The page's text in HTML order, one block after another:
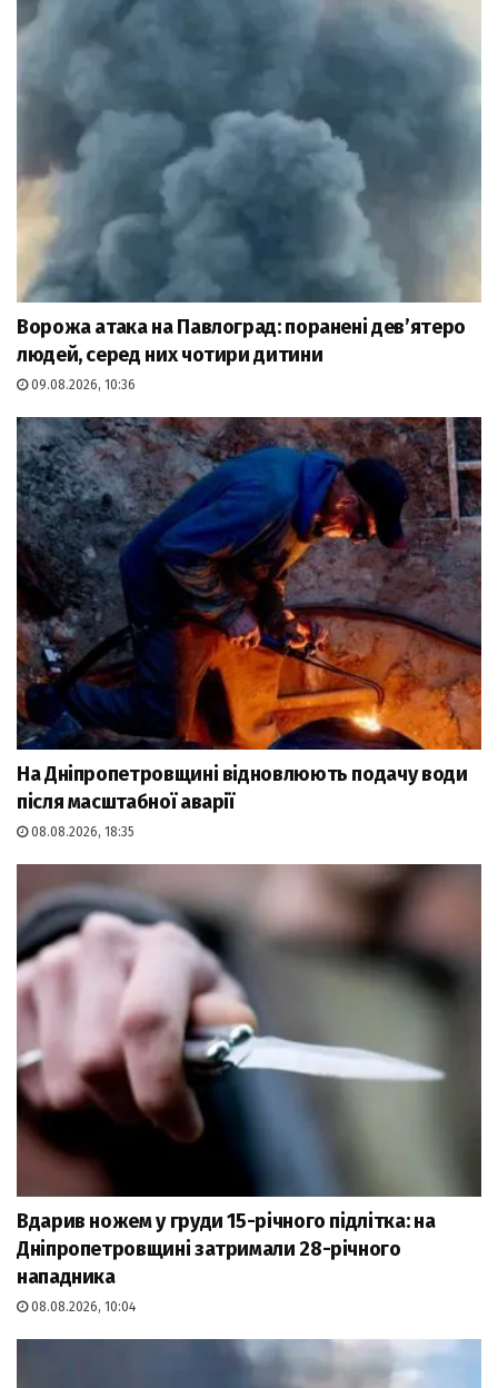
Ворожа атака на Павлоград: поранені дев’ятеро
людей, серед них чотири дитини
09.08.2026, 10:36
На Дніпропетровщині відновлюють подачу води
після масштабної аварії
08.08.2026, 18:35
Вдарив ножем у груди 15-річного підлітка: на
Дніпропетровщині затримали 28-річного
нападника
08.08.2026, 10:04